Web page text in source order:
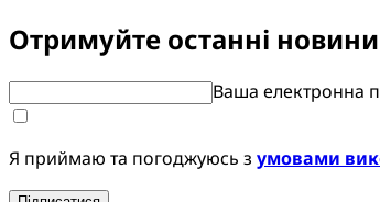
Отримуйте останні новини
Ваша електронна
Я приймаю та погоджуюсь з умовами